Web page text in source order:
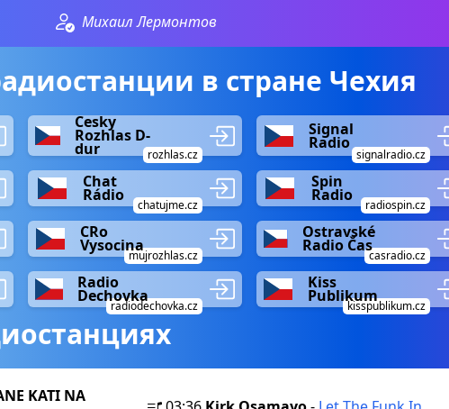
Михаил Лермонтов
в стране Чехия
Cesky
Rozhlas D-
dur rozhlas.cz
Signal
Radio
signalradio.cz
Chat
Rádio
chatujme.cz
Spin
Radio
radiospin.cz
CRo
Vysocina
mujrozhlas.cz
Ostravské
Radio Čas
casradio.cz
Radio
Dechovka
radiodechovka.cz
Kiss
Publikum
kisspublikum.cz
KATI NA